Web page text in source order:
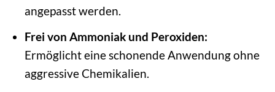
angepasst werden.
Frei von Ammoniak und Peroxiden:
Ermöglicht eine schonende Anwendung ohne
aggressive Chemikalien.